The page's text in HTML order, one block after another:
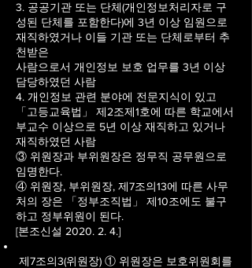
3. 공공기관 또는 단체(개인정보처리자로 구
성된 단체를 포함한다)에 3년 이상 임원으로
재직하였거나 이들 기관 또는 단체로부터 추
천받은
사람으로서 개인정보 보호 업무를 3년 이상
담당하였던 사람
4. 개인정보 관련 분야에 전문지식이 있고
「고등교육법」 제2조제1호에 따른 학교에서
부교수 이상으로 5년 이상 재직하고 있거나
재직하였던 사람
③ 위원장과 부위원장은 정무직 공무원으로
임명한다.
④ 위원장, 부위원장, 제7조의13에 따른 사무
처의 장은 「정부조직법」 제10조에도 불구
하고 정부위원이 된다.
[본조신설 2020. 2. 4.]
제7조의3(위원장) ① 위원장은 보호위원회를